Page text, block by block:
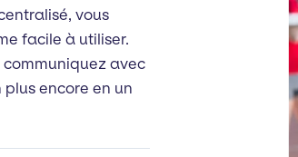
vous
facile à utiliser.
avec
encore en un